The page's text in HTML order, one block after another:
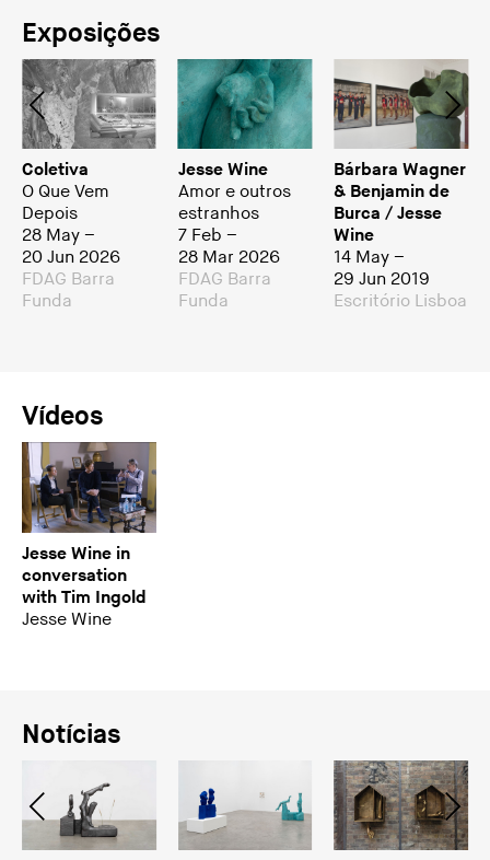
Exposições
Coletiva
O Que Vem
Depois
28 May –
20 Jun 2026
FDAG Barra
Funda
Jesse Wine
Amor e outros
estranhos
7 Feb –
28 Mar 2026
FDAG Barra
Funda
Bárbara Wagner
& Benjamin de
Burca / Jesse
Wine
14 May –
29 Jun 2019
Escritório Lisboa
Vídeos
Jesse Wine in
conversation
with Tim Ingold
Jesse Wine
Notícias